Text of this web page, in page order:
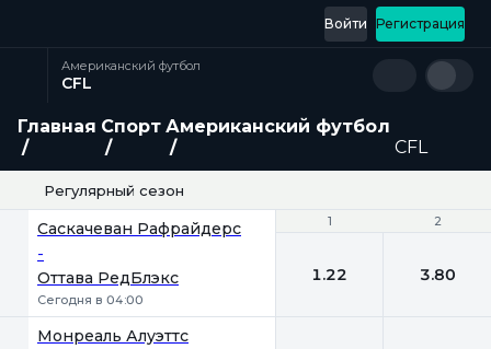
Регистрация
Войти
Американский футбол
CFL
Главная Спорт Американский футбол
CFL
Регулярный сезон
1 2
Саскачеван Рафрайдерс
-
Оттава РедБлэкс
Сегодня в 04:00
1 2
1.22 3.80
Монреаль Алуэттс